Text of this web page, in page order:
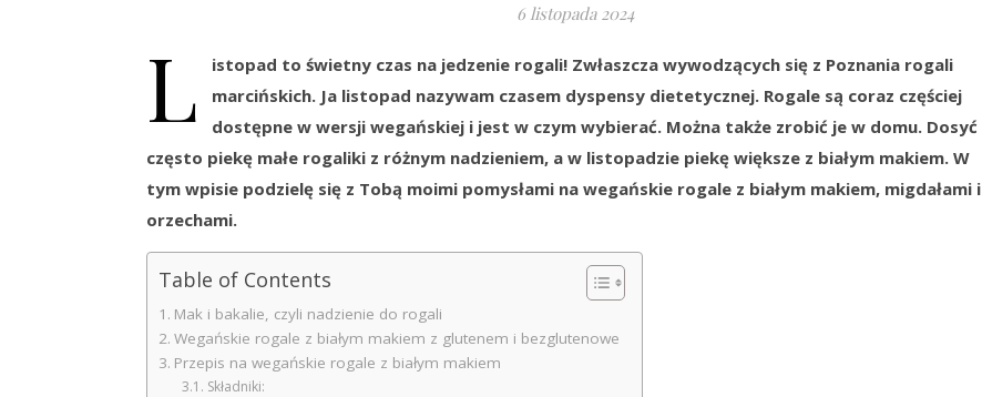
6 listopada 2024
L
istopad to świetny czas na jedzenie rogali! Zwłaszcza wywodzących się z Poznania rogali
marcińskich. Ja listopad nazywam czasem dyspensy dietetycznej. Rogale są coraz częściej
dostępne w wersji wegańskiej i jest w czym wybierać. Można także zrobić je w domu. Dosyć
często piekę małe rogaliki z różnym nadzieniem, a w listopadzie piekę większe z białym makiem. W
tym wpisie podzielę się z Tobą moimi pomysłami na wegańskie rogale z białym makiem, migdałami i
orzechami.
Table of Contents
Mak i bakalie, czyli nadzienie do rogali
Wegańskie rogale z białym makiem z glutenem i bezglutenowe
Przepis na wegańskie rogale z białym makiem
Składniki: